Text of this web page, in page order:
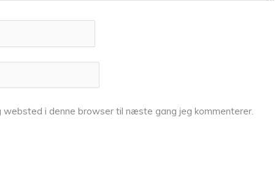
websted i denne browser til næste gang jeg kommenterer.